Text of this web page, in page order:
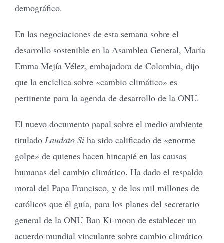
demográfico.
En las negociaciones de esta semana sobre el
desarrollo sostenible en la Asamblea General, María
Emma Mejía Vélez, embajadora de Colombia, dijo
que la encíclica sobre «cambio climático» es
pertinente para la agenda de desarrollo de la ONU.
El nuevo documento papal sobre el medio ambiente
titulado Laudato Si ha sido calificado de «enorme
golpe» de quienes hacen hincapié en las causas
humanas del cambio climático. Ha dado el respaldo
moral del Papa Francisco, y de los mil millones de
católicos que él guía, para los planes del secretario
general de la ONU Ban Ki-moon de establecer un
acuerdo mundial vinculante sobre cambio climático